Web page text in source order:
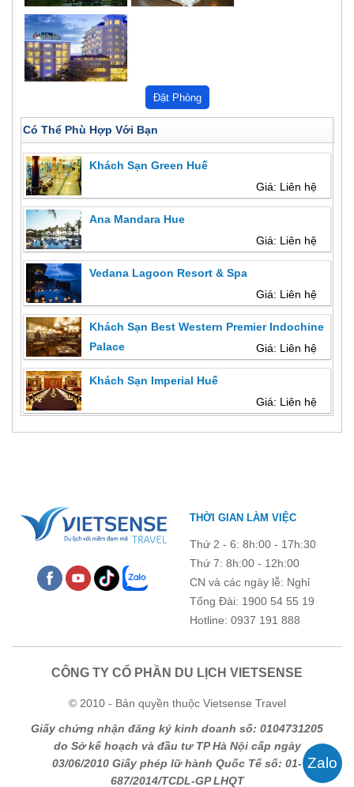
Có Thể Phù Hợp Với Bạn
Khách Sạn Green Huế
Giá: Liên hệ
Ana Mandara Hue
Giá: Liên hệ
Vedana Lagoon Resort & Spa
Giá: Liên hệ
Khách Sạn Best Western Premier Indochine
Palace
Giá: Liên hệ
Khách Sạn Imperial Huế
Giá: Liên hệ
THỜI GIAN LÀM VIỆC
Thứ 2 - 6: 8h:00 - 17h:30
Thứ 7: 8h:00 - 12h:00
CN và các ngày lễ: Nghỉ
Tổng Đài: 1900 54 55 19
Hotline: 0937 191 888
CÔNG TY CỔ PHẦN DU LỊCH VIETSENSE
© 2010 - Bản quyền thuộc Vietsense Travel
Giấy chứng nhận đăng ký kinh doanh số: 0104731205
do Sở kế hoạch và đầu tư TP Hà Nội cấp ngày
03/06/2010 Giấy phép lữ hành Quốc Tế số: 01-
687/2014/TCDL-GP LHQT